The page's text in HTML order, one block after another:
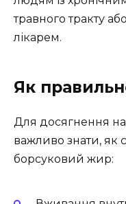
травного тракту
лікарем.
Як
Для досягнення
важливо знати, як
борсуковий жир: